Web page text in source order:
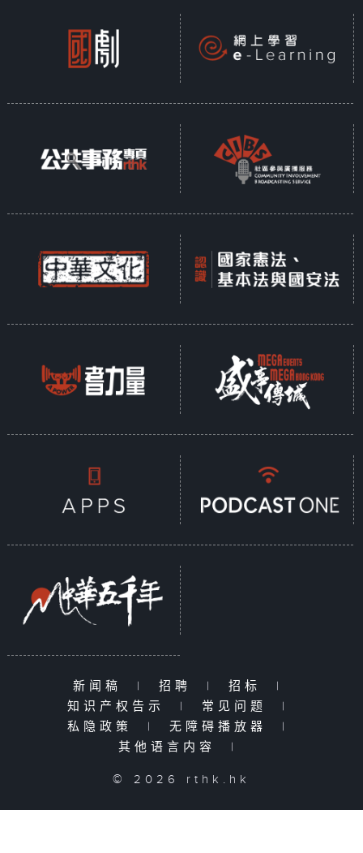
新闻稿 | 招聘 | 招标
|
知识产权告示
| 常见问题
|
私隐政策
| 无障碍播放器
|
其他语言内容
|
© 2026 rthk.hk